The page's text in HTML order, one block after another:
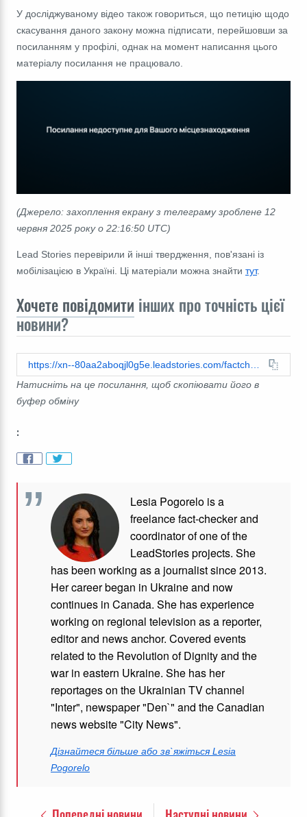
У досліджуваному відео також говориться, що петицію щодо
скасування даного закону можна підписати, перейшовши за
посиланням у профілі, однак на момент написання цього
матеріалу посилання не працювало.
(Джерело: захоплення екрану з телеграму зроблене 12
червня 2025 року о 22:16:50 UTC)
Lead Stories перевірили й інші твердження, пов'язані із
мобілізацією в Україні. Ці матеріали можна знайти тут.
Хочете повідомити інших про точність цієї
новини?
Натисніть на це посилання, щоб скопіювати його в
буфер обміну
:
Lesia Pogorelo is a
freelance fact-checker and
coordinator of one of the
LeadStories projects. She
has been working as a journalist since 2013.
Her career began in Ukraine and now
continues in Canada. She has experience
working on regional television as a reporter,
editor and news anchor. Covered events
related to the Revolution of Dignity and the
war in eastern Ukraine. She has her
reportages on the Ukrainian TV channel
"Inter", newspaper "Den`" and the Canadian
news website "City News".
Дізнайтеся більше або зв`яжіться Lesia
Pogorelo